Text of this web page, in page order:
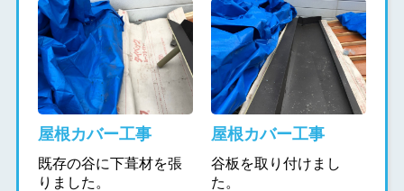
屋根カバー工事
既存の谷に下葺材を張
りました。
屋根カバー工事
谷板を取り付けまし
た。